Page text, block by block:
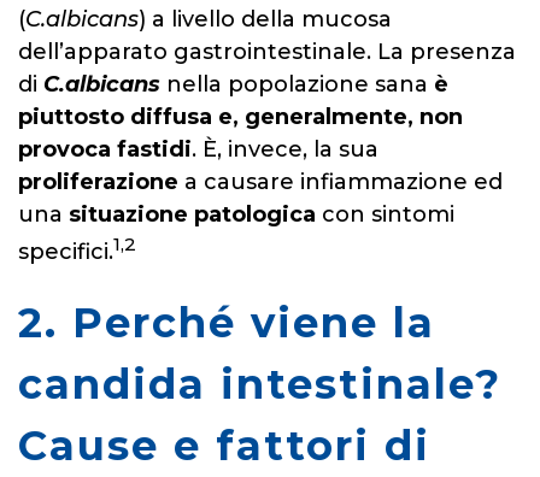
(C.albicans) a livello della mucosa
dell’apparato gastrointestinale. La presenza
di C.albicans nella popolazione sana è
piuttosto diffusa e, generalmente, non
provoca fastidi. È, invece, la sua
proliferazione a causare infiammazione ed
una situazione patologica con sintomi
specifici.1,2
2. Perché viene la
candida intestinale?
Cause e fattori di